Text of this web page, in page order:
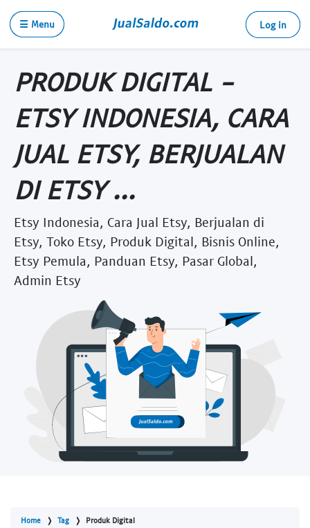
☰ Menu Log in
PRODUK DIGITAL -
ETSY INDONESIA, CARA
JUAL ETSY, BERJUALAN
DI ETSY ...
Etsy Indonesia, Cara Jual Etsy, Berjualan di
Etsy, Toko Etsy, Produk Digital, Bisnis Online,
Etsy Pemula, Panduan Etsy, Pasar Global,
Admin Etsy
Home Tag Produk Digital